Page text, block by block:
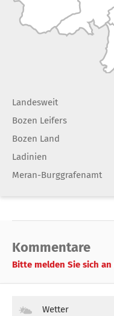
Landesweit
Bozen Leifers
Bozen Land
Ladinien
Meran-Burggrafenamt
Kommentare
Bitte melden Sie sich an
Wetter